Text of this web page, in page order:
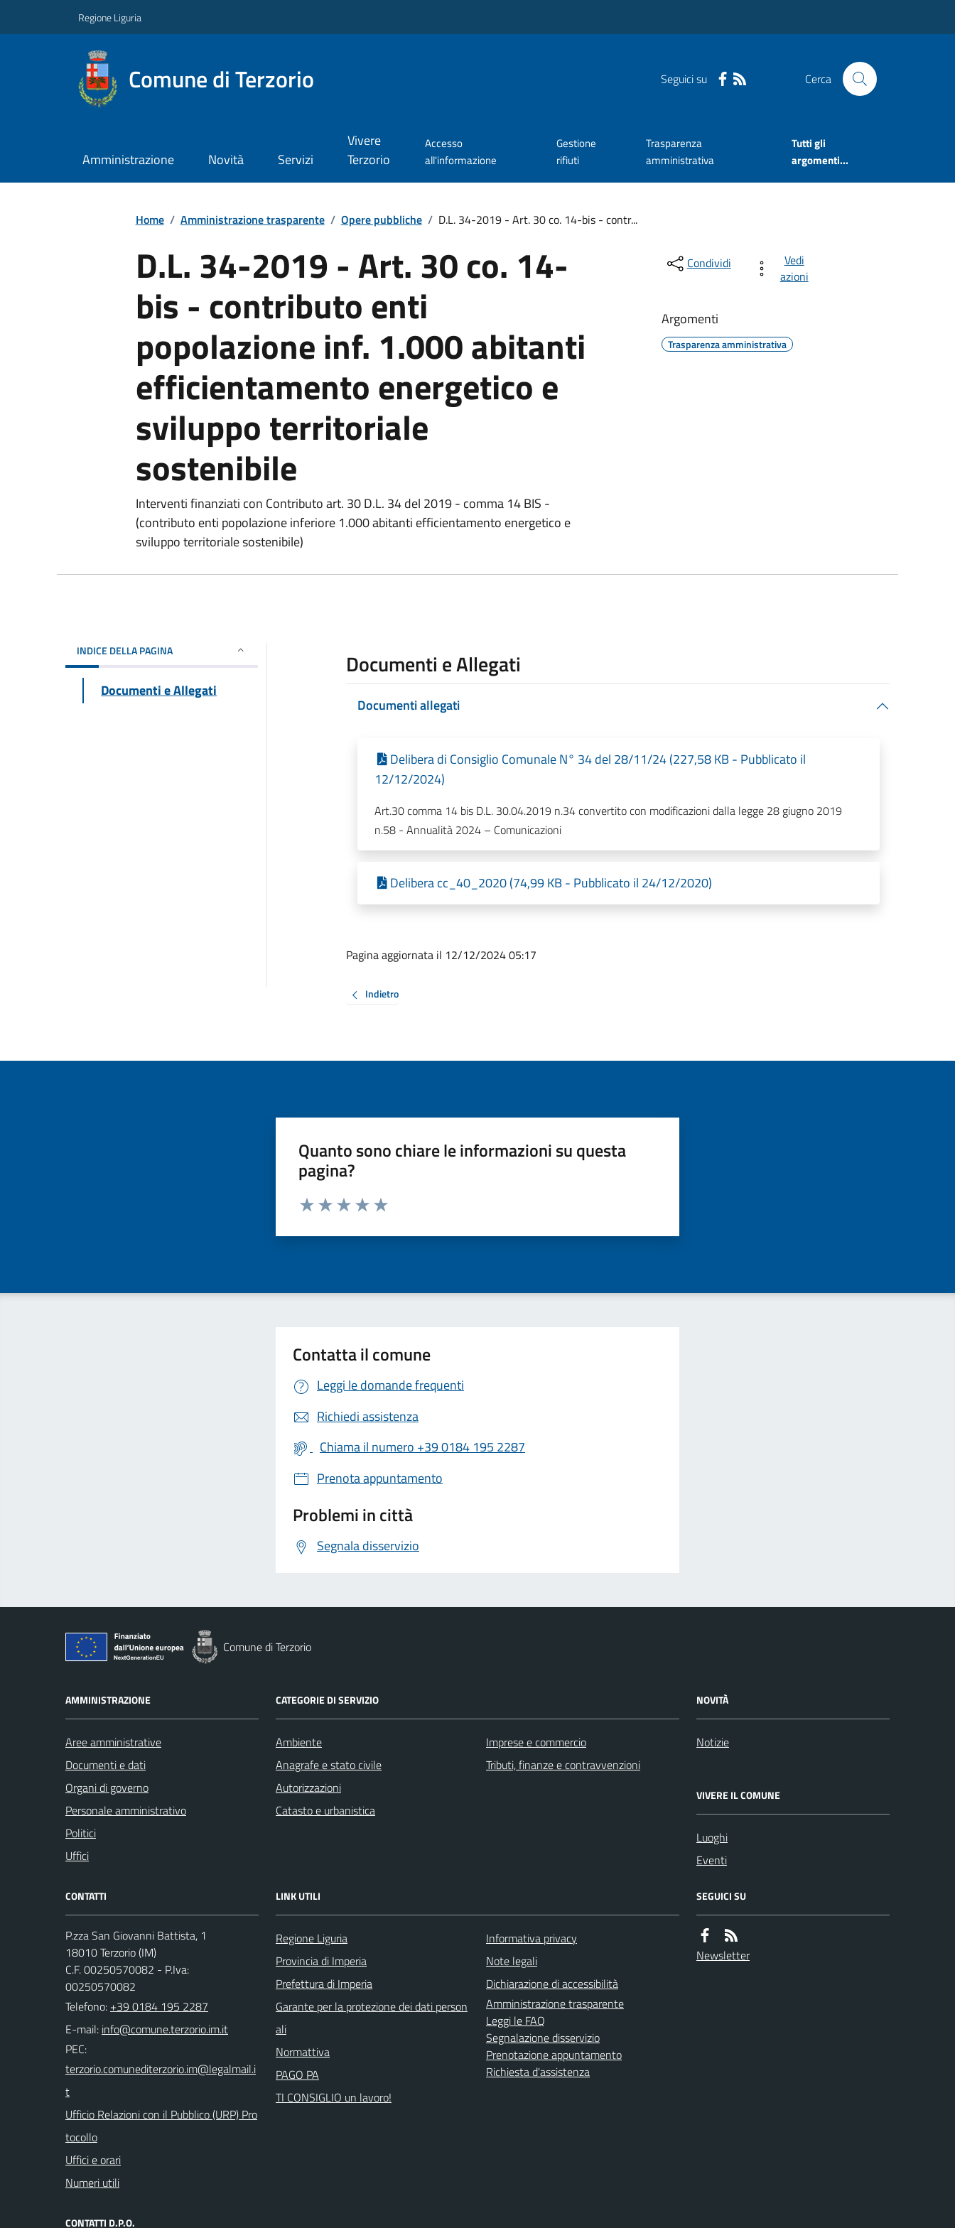
Regione Liguria
Comune di Terzorio Seguici su Cerca
Amministrazione Novità Servizi
Vivere
Terzorio
Accesso
all'informazione
Gestione
rifiuti
Trasparenza
amministrativa
Tutti gli
argomenti...
Home / Amministrazione trasparente / Opere pubbliche / D.L. 34-2019 - Art. 30 co. 14-bis - contr...
D.L. 34-2019 - Art. 30 co. 14-
bis - contributo enti
popolazione inf. 1.000 abitanti
efficientamento energetico e
sviluppo territoriale
sostenibile
Interventi finanziati con Contributo art. 30 D.L. 34 del 2019 - comma 14 BIS -
(contributo enti popolazione inferiore 1.000 abitanti efficientamento energetico e
sviluppo territoriale sostenibile)
Condividi
Vedi
azioni
Argomenti
Trasparenza amministrativa
INDICE DELLA PAGINA
Documenti e Allegati
Documenti e Allegati
Documenti allegati
Delibera di Consiglio Comunale N° 34 del 28/11/24 (227,58 KB - Pubblicato il
12/12/2024)
Art.30 comma 14 bis D.L. 30.04.2019 n.34 convertito con modificazioni dalla legge 28 giugno 2019
n.58 - Annualità 2024 – Comunicazioni
Delibera cc_40_2020 (74,99 KB - Pubblicato il 24/12/2020)
Pagina aggiornata il 12/12/2024 05:17
Indietro
Quanto sono chiare le informazioni su questa
pagina?
Valuta da 1 a 5 stelle la pagina
Contatta il comune
Leggi le domande frequenti
Richiedi assistenza
Chiama il numero +39 0184 195 2287
Prenota appuntamento
Problemi in città
Segnala disservizio
Comune di Terzorio
AMMINISTRAZIONE
Aree amministrative
Documenti e dati
Organi di governo
Personale amministrativo
Politici
Uffici
CATEGORIE DI SERVIZIO
Ambiente
Anagrafe e stato civile
Autorizzazioni
Catasto e urbanistica
Imprese e commercio
Tributi, finanze e contravvenzioni
NOVITÀ
Notizie
VIVERE IL COMUNE
Luoghi
Eventi
CONTATTI
P.zza San Giovanni Battista, 1
18010 Terzorio (IM)
C.F. 00250570082 - P.Iva:
00250570082
Telefono: +39 0184 195 2287
E-mail:
PEC:
Ufficio Relazioni con il Pubblico (URP) Pro
tocollo
Uffici e orari
Numeri utili
CONTATTI D.P.O.
LINK UTILI
Regione Liguria
Provincia di Imperia
Prefettura di Imperia
Garante per la protezione dei dati person
ali
Normattiva
PAGO PA
TI CONSIGLIO un lavoro!
Informativa privacy
Note legali
Dichiarazione di accessibilità
Amministrazione trasparente
Leggi le FAQ
Segnalazione disservizio
Prenotazione appuntamento
Richiesta d'assistenza
SEGUICI SU
Newsletter